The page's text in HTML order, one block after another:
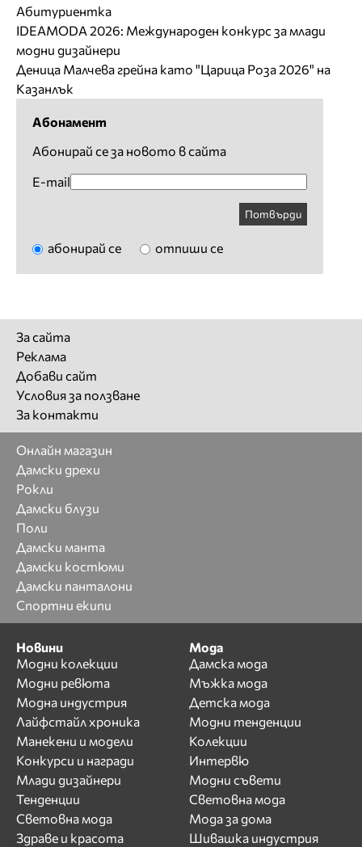
Абитуриентка
IDEAMODA 2026: Международен конкурс за млади
модни дизайнери
Деница Малчева грейна като "Царица Роза 2026" на
Казанлък
Абонамент
Абонирай се за новото в сайта
E-mail
Потвърди
абонирай се отпиши се
За сайта
Реклама
Добави сайт
Условия за ползване
За контакти
Онлайн магазин
Дамски дрехи
Рокли
Дамски блузи
Поли
Дамски манта
Дамски костюми
Дамски панталони
Спортни екипи
Новини
Модни колекции
Модни ревюта
Модна индустрия
Лайфстайл хроника
Манекени и модели
Конкурси и награди
Млади дизайнери
Тенденции
Световна мода
Здраве и красота
Мода
Дамска мода
Мъжка мода
Детска мода
Модни тенденции
Колекции
Интервю
Модни съвети
Световна мода
Мода за дома
Шивашка индустрия